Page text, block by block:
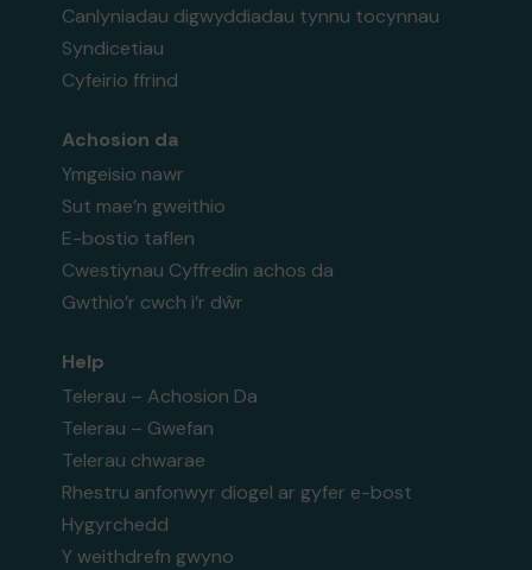
Canlyniadau digwyddiadau tynnu tocynnau
Syndicetiau
Cyfeirio ffrind
Achosion da
Ymgeisio nawr
Sut mae’n gweithio
E-bostio taflen
Cwestiynau Cyffredin achos da
Gwthio’r cwch i’r dŵr
Help
Telerau – Achosion Da
Telerau – Gwefan
Telerau chwarae
Rhestru anfonwyr diogel ar gyfer e-bost
Hygyrchedd
Y weithdrefn gwyno